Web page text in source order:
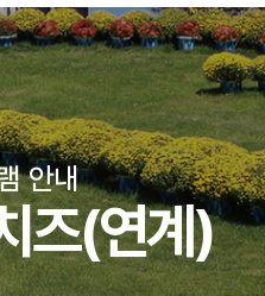
안내
즈(연계)